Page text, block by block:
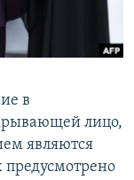
в
лицо,
являются